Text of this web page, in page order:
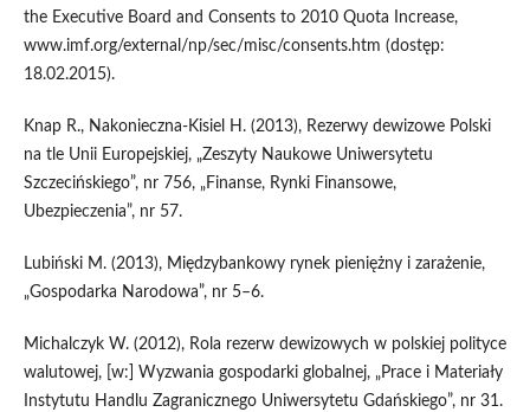
the Executive Board and Consents to 2010 Quota Increase,
www.imf.org/external/np/sec/misc/consents.htm (dostęp:
18.02.2015).
Knap R., Nakonieczna-Kisiel H. (2013), Rezerwy dewizowe Polski
na tle Unii Europejskiej, „Zeszyty Naukowe Uniwersytetu
Szczecińskiego”, nr 756, „Finanse, Rynki Finansowe,
Ubezpieczenia”, nr 57.
Lubiński M. (2013), Międzybankowy rynek pieniężny i zarażenie,
„Gospodarka Narodowa”, nr 5–6.
Michalczyk W. (2012), Rola rezerw dewizowych w polskiej polityce
walutowej, [w:] Wyzwania gospodarki globalnej, „Prace i Materiały
Instytutu Handlu Zagranicznego Uniwersytetu Gdańskiego”, nr 31.